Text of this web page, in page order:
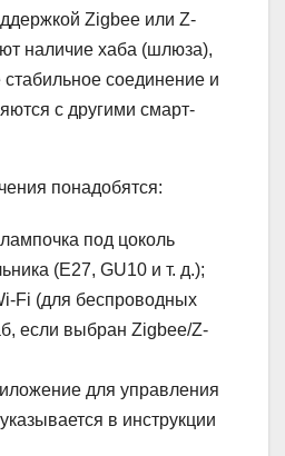
Zigbee или Z-
наличие хаба (шлюза),
соединение и
с другими смарт-
понадобятся:
под цоколь
(E27, GU10 и т. д.);
Fi (для беспроводных
если выбран Zigbee/Z-
для управления
в инструкции